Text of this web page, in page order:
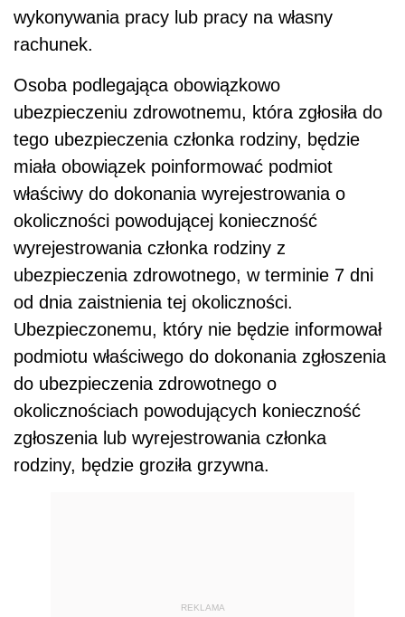
wykonywania pracy lub pracy na własny
rachunek.
Osoba podlegająca obowiązkowo
ubezpieczeniu zdrowotnemu, która zgłosiła do
tego ubezpieczenia członka rodziny, będzie
miała obowiązek poinformować podmiot
właściwy do dokonania wyrejestrowania o
okoliczności powodującej konieczność
wyrejestrowania członka rodziny z
ubezpieczenia zdrowotnego, w terminie 7 dni
od dnia zaistnienia tej okoliczności.
Ubezpieczonemu, który nie będzie informował
podmiotu właściwego do dokonania zgłoszenia
do ubezpieczenia zdrowotnego o
okolicznościach powodujących konieczność
zgłoszenia lub wyrejestrowania członka
rodziny, będzie groziła grzywna.
REKLAMA